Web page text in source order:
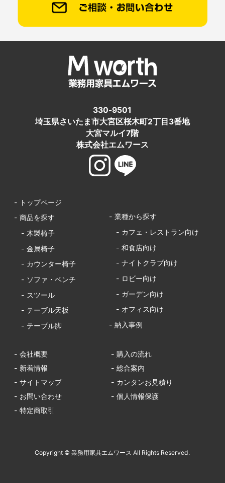
330-9501
埼玉県さいたま市大宮区桜木町2丁目3番地
大宮マルイ7階
株式会社エムワース
- トップページ
- 商品を探す
- 木製椅子
- 金属椅子
- カウンター椅子
- ソファ・ベンチ
- スツール
- テーブル天板
- テーブル脚
- 業種から探す
- カフェ・レストラン向け
- 和食店向け
- ナイトクラブ向け
- ロビー向け
- ガーデン向け
- オフィス向け
- 納入事例
- 会社概要
- 購入の流れ
- 新着情報
- 総合案内
- サイトマップ
- カンタンお見積り
- お問い合わせ
- 個人情報保護
- 特定商取引
Copyright © 業務用家具エムワース All Rights Reserved.